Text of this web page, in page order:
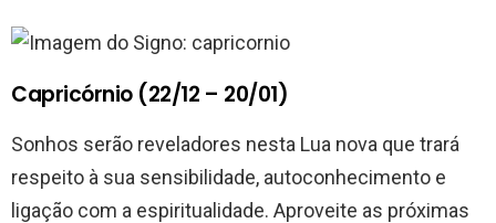
Capricórnio (22/12 – 20/01)
Sonhos serão reveladores nesta Lua nova que trará
respeito à sua sensibilidade, autoconhecimento e
ligação com a espiritualidade. Aproveite as próximas